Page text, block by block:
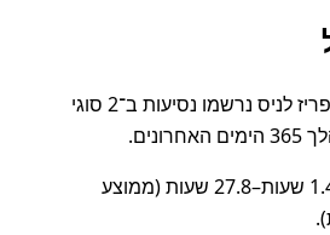
במסלול מדיסנילנד פריז לניס נרשמו נסיעות ב־2 סוגי
טווחי משך כוללים: 1.4 שעות–27.8 שעות (ממוצע